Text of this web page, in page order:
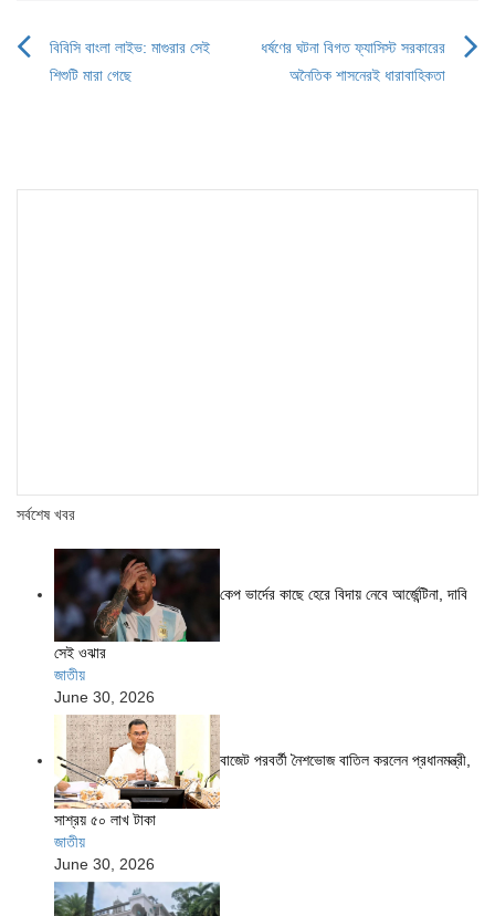
Post
বিবিসি বাংলা লাইভ: মাগুরার সেই
শিশুটি মারা গেছে
ধর্ষণের ঘটনা বিগত ফ্যাসিস্ট সরকারের
অনৈতিক শাসনেরই ধারাবাহিকতা
সর্বশেষ খবর
কেপ ভার্দের কাছে হেরে বিদায় নেবে আর্জেন্টিনা, দাবি
সেই ওঝার
জাতীয়
June 30, 2026
বাজেট পরবর্তী নৈশভোজ বাতিল করলেন প্রধানমন্ত্রী,
সাশ্রয় ৫০ লাখ টাকা
জাতীয়
June 30, 2026